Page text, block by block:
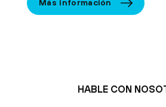
Más información
HABLE CON